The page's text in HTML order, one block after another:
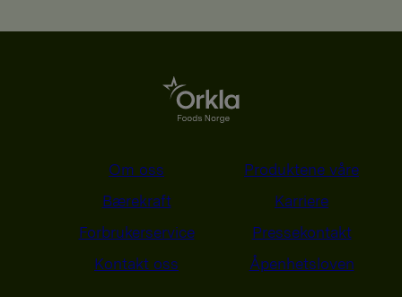
Om oss
Produktene våre
Bærekraft
Karriere
Forbrukerservice
Pressekontakt
Kontakt oss
Åpenhetsloven